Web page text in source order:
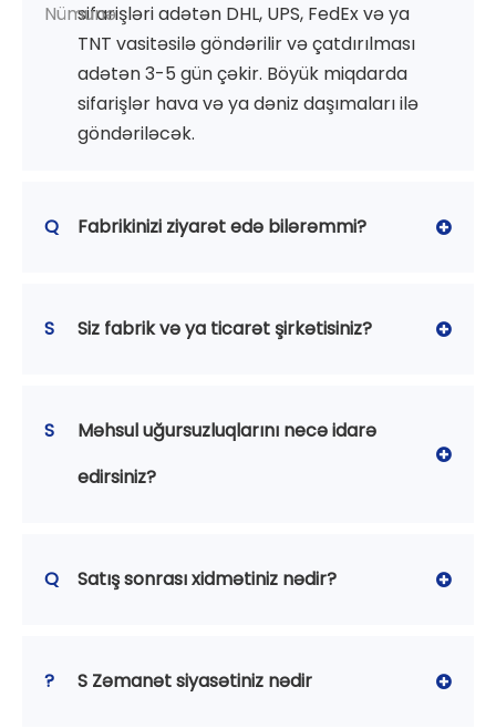
Nümunə
sifarişləri adətən DHL, UPS, FedEx və ya
TNT vasitəsilə göndərilir və çatdırılması
adətən 3-5 gün çəkir. Böyük miqdarda
sifarişlər hava və ya dəniz daşımaları ilə
göndəriləcək.
Q Fabrikinizi ziyarət edə bilərəmmi?
S Siz fabrik və ya ticarət şirkətisiniz?
S
Məhsul uğursuzluqlarını necə idarə
edirsiniz?
Q Satış sonrası xidmətiniz nədir?
? S Zəmanət siyasətiniz nədir